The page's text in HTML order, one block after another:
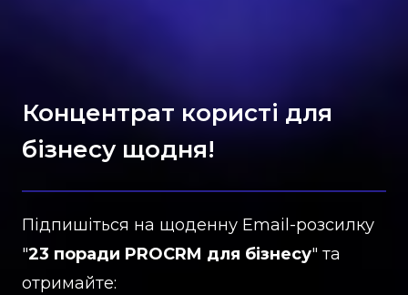
Концентрат користі для
бізнесу щодня!
Підпишіться на щоденну Email-розсилку
"23 поради PROCRM для бізнесу" та
отримайте: